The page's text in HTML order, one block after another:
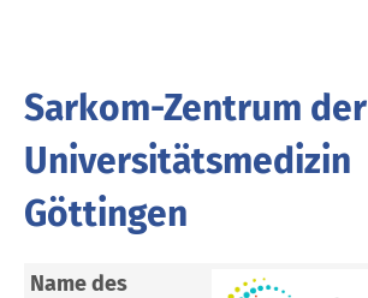
Sarkom-Zentrum der
Universitätsmedizin
Göttingen
Name des